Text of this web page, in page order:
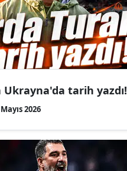
Ukrayna'da tarih yazdı!
2026